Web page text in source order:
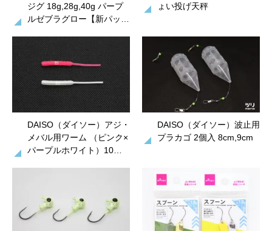
ジグ 18g,28g,40g パープ
ルゼブラグロー【新パッ…
ょい投げ天秤
DAISO（ダイソー）アジ・
メバル用ワーム （ピンク×
パープルホワイト）10…
DAISO（ダイソー）波止用
プラカゴ 2個入 8cm,9cm